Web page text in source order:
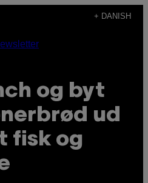
+ DANISH
og byt
ud
fisk og